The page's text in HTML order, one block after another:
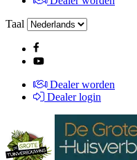
Taal
Dealer worden
Dealer login